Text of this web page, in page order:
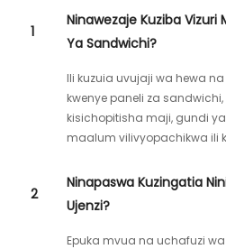
1
Ninawezaje Kuziba Vizuri
Ya Sandwichi?
Ili kuzuia uvujaji wa hewa
kwenye paneli za
kisichopitisha maji, gundi
maalum vilivyopachikwa ili
2
Ninapaswa Kuzingatia
Ujenzi?
Epuka mvua na uchafuzi